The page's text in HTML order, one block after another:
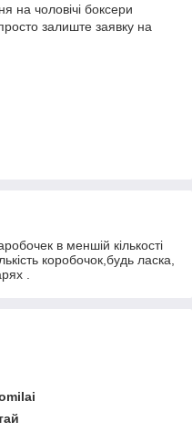
на чоловічі боксери
залиште заявку на
в меншій кількості
коробочок,будь ласка,
.